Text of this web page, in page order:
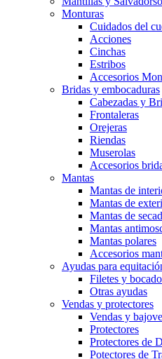
Monturas
Cuidados del
Acciones
Cinchas
Estribos
Accesorios
Bridas y embocaduras
Cabezadas y
Frontaleras
Orejeras
Riendas
Muserolas
Accesorios
Mantas
Mantas de
Mantas de
Mantas de
Mantas
Mantas polares
Accesorios
Ayudas para
Filetes y
Otras ayudas
Vendas y protectores
Vendas y
Protectores
Protectores de
Potectores de